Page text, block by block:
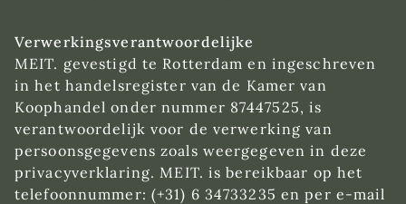
Verwerkingsverantwoordelijke
MEIT. gevestigd te Rotterdam en ingeschreven
in het handelsregister van de Kamer van
Koophandel onder nummer 87447525, is
verantwoordelijk voor de verwerking van
persoonsgegevens zoals weergegeven in deze
privacyverklaring. MEIT. is bereikbaar op het
telefoonnummer: (+31) 6 34733235 en per e-mail